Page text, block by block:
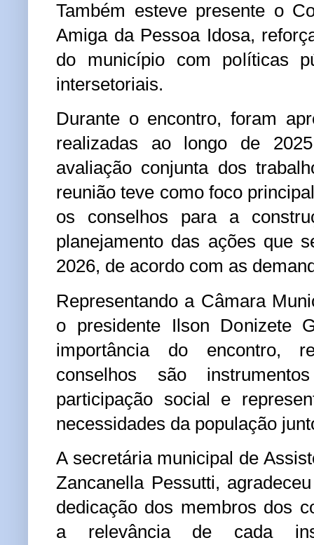
Também esteve presente o
Amiga da Pessoa Idosa,
do município com políticas
intersetoriais.
Durante o encontro, foram
realizadas ao longo de
avaliação conjunta dos
reunião teve como foco
os conselhos para a
planejamento das ações que
2026, de acordo com as
Representando a Câmara
o presidente Ilson Donizete
importância do encontro,
conselhos são
participação social e
necessidades da população
A secretária municipal de
Zancanella Pessutti,
dedicação dos membros dos
a relevância de cada